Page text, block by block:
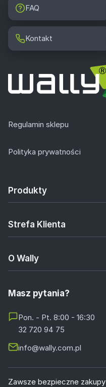
FAQ
Kontakt
Regulamin sklepu
Polityka prywatności
Produkty
Strefa Klienta
O Wally
Masz pytania?
Pon. - Pt. 8:00 - 16:30
32 720 94 75
info@wally.com.pl
Zawsze bezpieczne zakupy